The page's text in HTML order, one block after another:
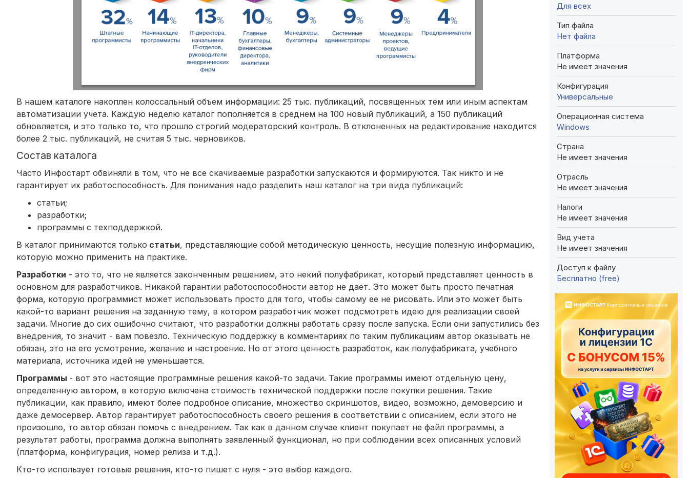
В нашем каталоге накоплен колоссальный объем информации: 25 тыс. публикаций, посвященных тем или иным аспектам
автоматизации учета. Каждую неделю каталог пополняется в среднем на 100 новый публикаций, а 150 публикаций
обновляется, и это только то, что прошло строгий модераторский контроль. В отклоненных на редактирование находится
более 2 тыс. публикаций, не считая 5 тыс. черновиков.
Состав каталога
Часто Инфостарт обвиняли в том, что не все скачиваемые разработки запускаются и формируются. Так никто и не
гарантирует их работоспособность. Для понимания надо разделить наш каталог на три вида публикаций:
статьи;
разработки;
программы с техподдержкой.
В каталог принимаются только статьи, представляющие собой методическую ценность, несущие полезную информацию,
которую можно применить на практике.
Разработки - это то, что не является законченным решением, это некий полуфабрикат, который представляет ценность в
основном для разработчиков. Никакой гарантии работоспособности автор не дает. Это может быть просто печатная
форма, которую программист может использовать просто для того, чтобы самому ее не рисовать. Или это может быть
какой-то вариант решения на заданную тему, в котором разработчик может подсмотреть идею для реализации своей
задачи. Многие до сих ошибочно считают, что разработки должны работать сразу после запуска. Если они запустились без
внедрения, то значит - вам повезло. Техническую поддержку в комментариях по таким публикациям автор оказывать не
обязан, это на его усмотрение, желание и настроение. Но от этого ценность разработок, как полуфабриката, учебного
материала, источника идей не уменьшается.
Программы - вот это настоящие программные решения какой-то задачи. Такие программы имеют отдельную цену,
определенную автором, в которую включена стоимость технической поддержки после покупки решения. Такие
публикации, как правило, имеют более подробное описание, множество скриншотов, видео, возможно, демоверсию и
даже демосервер. Автор гарантирует работоспособность своего решения в соответствии с описанием, если этого не
произошло, то автор обязан помочь с внедрением. Так как в данном случае клиент покупает не файл программы, а
результат работы, программа должна выполнять заявленный функционал, но при соблюдении всех описанных условий
(платформа, конфигурация, номер релиза и т.д.).
Кто-то использует готовые решения, кто-то пишет с нуля - это выбор каждого.
Для всех
Тип файла
Нет файла
Платформа
Не имеет значения
Конфигурация
Универсальные
Операционная система
Windows
Страна
Не имеет значения
Отрасль
Не имеет значения
Налоги
Не имеет значения
Вид учета
Не имеет значения
Доступ к файлу
Бесплатно (free)